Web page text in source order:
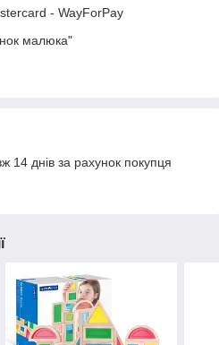
- WayForPay
малюка"
14 днів за рахунок покупця